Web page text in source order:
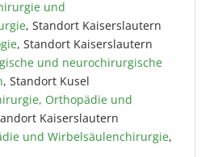
und
, Standort Kaiserslautern
, Standort Kaiserslautern
und neurochirurgische
, Standort Kusel
Orthopädie und
Kaiserslautern
und Wirbelsäulenchirurgie,